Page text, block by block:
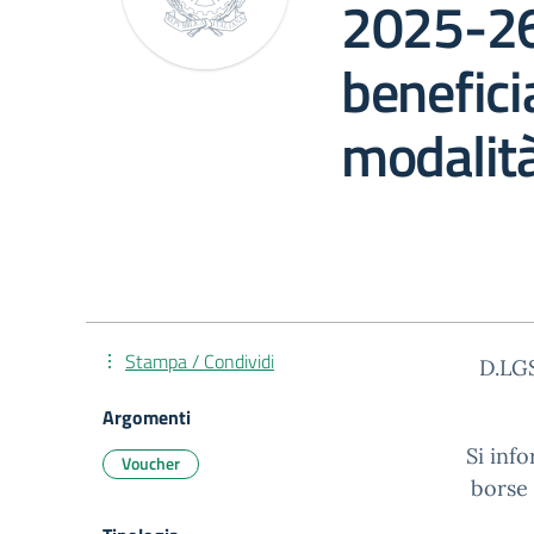
2025-
Si
borse
Stampa / Condividi
Argomenti
Voucher